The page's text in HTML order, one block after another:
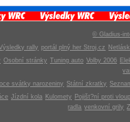
© Gladius-
rally portál plný her Stroj.cz
Osobní stránky Tuning auto Volby 2006
svátky narozeniny Státní zkratky
Jízdní kola Kulomety
Pojišt?ní proti
radla venkovní grily